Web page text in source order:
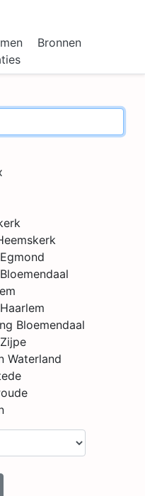
Bronnen
Bloemendaal
Waterland